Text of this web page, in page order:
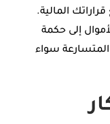
المالية.
إلى حكمة
المتسارعة سواء